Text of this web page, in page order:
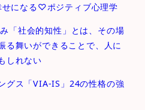
になる♡ポジティブ心理学
「社会的知性」とは、その場
る舞いができることで、人に
しれない
グス「VIA-IS」24の性格の強